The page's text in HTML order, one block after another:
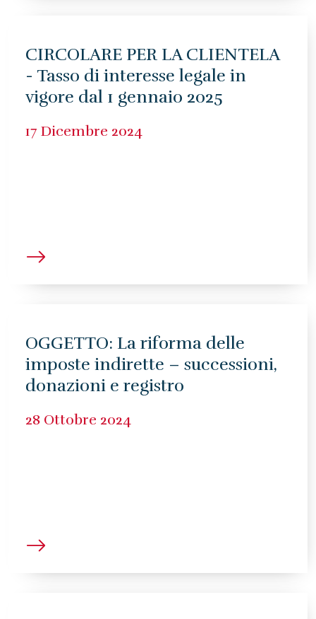
CIRCOLARE PER LA CLIENTELA
- Tasso di interesse legale in
vigore dal 1 gennaio 2025
17 Dicembre 2024
OGGETTO: La riforma delle
imposte indirette – successioni,
donazioni e registro
28 Ottobre 2024